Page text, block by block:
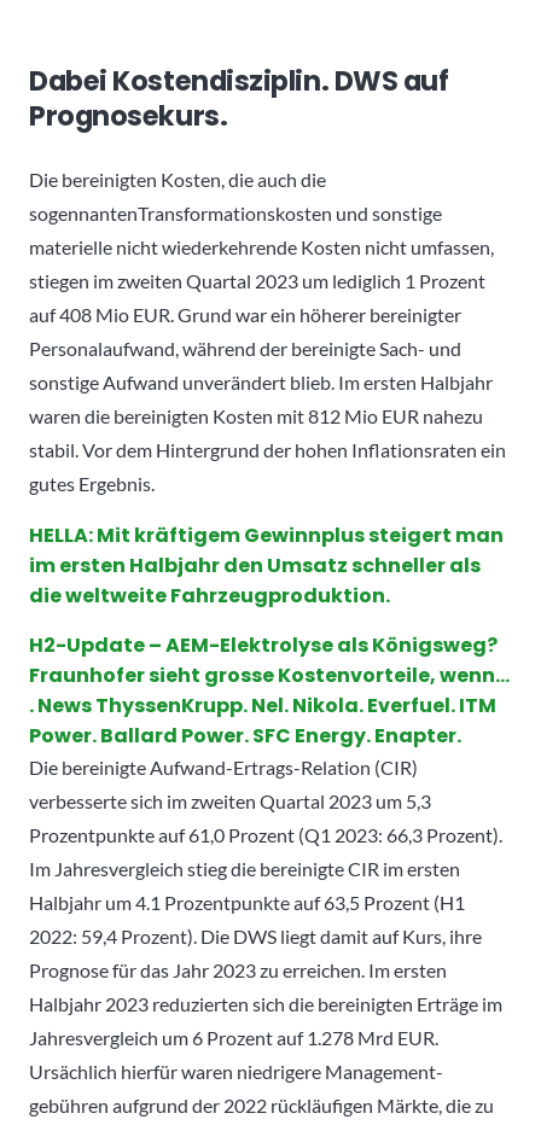
Dabei Kostendisziplin. DWS auf
Prognosekurs.
Die bereinigten Kosten, die auch die
sogennantenTransformationskosten und sonstige
materielle nicht wiederkehrende Kosten nicht umfassen,
stiegen im zweiten Quartal 2023 um lediglich 1 Prozent
auf 408 Mio EUR. Grund war ein höherer bereinigter
Personalaufwand, während der bereinigte Sach- und
sonstige Aufwand unverändert blieb. Im ersten Halbjahr
waren die bereinigten Kosten mit 812 Mio EUR nahezu
stabil. Vor dem Hintergrund der hohen Inflationsraten ein
gutes Ergebnis.
HELLA: Mit kräftigem Gewinnplus steigert man
im ersten Halbjahr den Umsatz schneller als
die weltweite Fahrzeugproduktion.
H2-Update – AEM-Elektrolyse als Königsweg?
Fraunhofer sieht grosse Kostenvorteile, wenn…
. News ThyssenKrupp. Nel. Nikola. Everfuel. ITM
Power. Ballard Power. SFC Energy. Enapter.
Die bereinigte Aufwand-Ertrags-Relation (CIR)
verbesserte sich im zweiten Quartal 2023 um 5,3
Prozentpunkte auf 61,0 Prozent (Q1 2023: 66,3 Prozent).
Im Jahresvergleich stieg die bereinigte CIR im ersten
Halbjahr um 4.1 Prozentpunkte auf 63,5 Prozent (H1
2022: 59,4 Prozent). Die DWS liegt damit auf Kurs, ihre
Prognose für das Jahr 2023 zu erreichen. Im ersten
Halbjahr 2023 reduzierten sich die bereinigten Erträge im
Jahresvergleich um 6 Prozent auf 1.278 Mrd EUR.
Ursächlich hierfür waren niedrigere Management­
gebühren aufgrund der 2022 rückläufigen Märkte, die zu